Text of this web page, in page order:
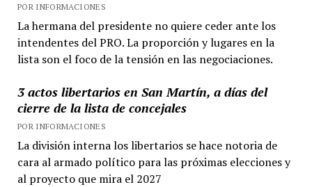
POR INFORMACIONES
La hermana del presidente no quiere ceder ante los
intendentes del PRO. La proporción y lugares en la
lista son el foco de la tensión en las negociaciones.
3 actos libertarios en San Martín, a días del
cierre de la lista de concejales
POR INFORMACIONES
La división interna los libertarios se hace notoria de
cara al armado político para las próximas elecciones y
al proyecto que mira el 2027